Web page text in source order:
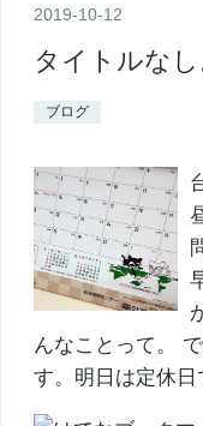
2019-10-12
タイトルなし
ブログ
んなことって。
す。明日は定休日